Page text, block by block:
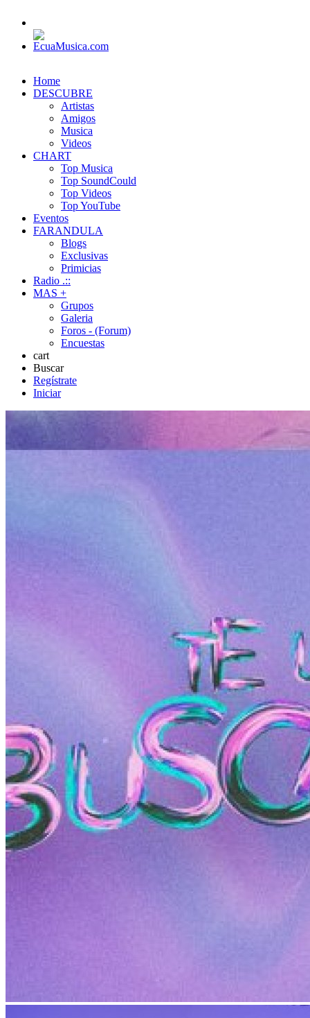
Home
DESCUBRE
Artistas
Amigos
Musica
Videos
CHART
Top Musica
Top SoundCould
Top Videos
Top YouTube
Eventos
FARANDULA
Blogs
Exclusivas
Primicias
Radio .::
MAS +
Grupos
Galeria
Foros - (Forum)
Encuestas
cart
Buscar
Regístrate
Iniciar